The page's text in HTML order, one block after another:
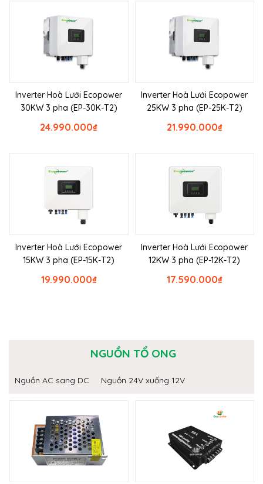
Inverter Hoà Lưới Ecopower
30KW 3 pha (EP-30K-T2)
₫
24.990.000
Inverter Hoà Lưới Ecopower
25KW 3 pha (EP-25K-T2)
₫
21.990.000
Inverter Hoà Lưới Ecopower
15KW 3 pha (EP-15K-T2)
₫
19.990.000
Inverter Hoà Lưới Ecopower
12KW 3 pha (EP-12K-T2)
₫
17.590.000
NGUỒN TỔ ONG
Nguồn AC sang DC Nguồn 24V xuống 12V